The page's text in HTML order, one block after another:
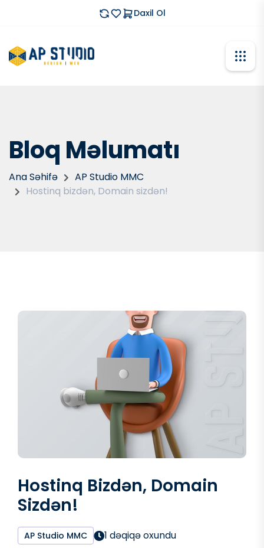
Daxil Ol
Bloq Məlumatı
Ana Səhifə
AP Studio MMC
Hostinq bizdən, Domain sizdən!
Hostinq Bizdən, Domain
Sizdən!
AP Studio MMC 1 dəqiqə oxundu